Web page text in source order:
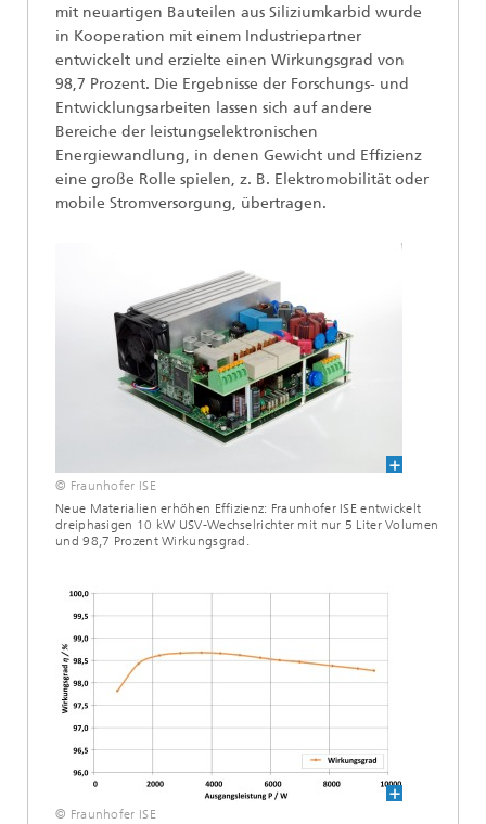
mit neuartigen Bauteilen aus Siliziumkarbid wurde
in Kooperation mit einem Industriepartner
entwickelt und erzielte einen Wirkungsgrad von
98,7 Prozent. Die Ergebnisse der Forschungs- und
Entwicklungsarbeiten lassen sich auf andere
Bereiche der leistungselektronischen
Energiewandlung, in denen Gewicht und Effizienz
eine große Rolle spielen, z. B. Elektromobilität oder
mobile Stromversorgung, übertragen.
© Fraunhofer ISE
Neue Materialien erhöhen Effizienz: Fraunhofer ISE entwickelt
dreiphasigen 10 kW USV-Wechselrichter mit nur 5 Liter Volumen
und 98,7 Prozent Wirkungsgrad.
© Fraunhofer ISE